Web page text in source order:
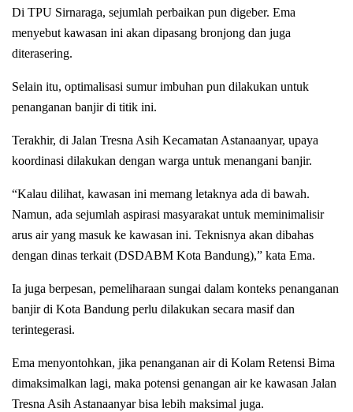
Di TPU Sirnaraga, sejumlah perbaikan pun digeber. Ema
menyebut kawasan ini akan dipasang bronjong dan juga
diterasering.
Selain itu, optimalisasi sumur imbuhan pun dilakukan untuk
penanganan banjir di titik ini.
Terakhir, di Jalan Tresna Asih Kecamatan Astanaanyar, upaya
koordinasi dilakukan dengan warga untuk menangani banjir.
“Kalau dilihat, kawasan ini memang letaknya ada di bawah.
Namun, ada sejumlah aspirasi masyarakat untuk meminimalisir
arus air yang masuk ke kawasan ini. Teknisnya akan dibahas
dengan dinas terkait (DSDABM Kota Bandung),” kata Ema.
Ia juga berpesan, pemeliharaan sungai dalam konteks penanganan
banjir di Kota Bandung perlu dilakukan secara masif dan
terintegerasi.
Ema menyontohkan, jika penanganan air di Kolam Retensi Bima
dimaksimalkan lagi, maka potensi genangan air ke kawasan Jalan
Tresna Asih Astanaanyar bisa lebih maksimal juga.